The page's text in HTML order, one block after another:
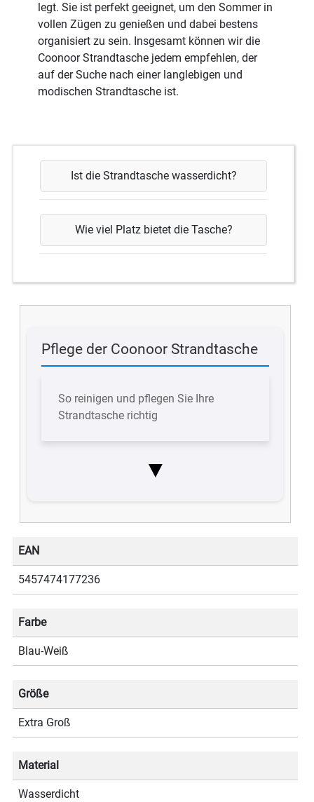
legt. Sie ist perfekt geeignet, um den Sommer in
vollen Zügen zu genießen und dabei bestens
organisiert zu sein. Insgesamt können wir die
Coonoor Strandtasche jedem empfehlen, der
auf der Suche nach einer langlebigen und
modischen Strandtasche ist.
Ist die Strandtasche wasserdicht?
Wie viel Platz bietet die Tasche?
Pflege der Coonoor Strandtasche
So reinigen und pflegen Sie Ihre
Strandtasche richtig
▼
EAN
5457474177236
Farbe
Blau-Weiß
Größe
Extra Groß
Material
Wasserdicht